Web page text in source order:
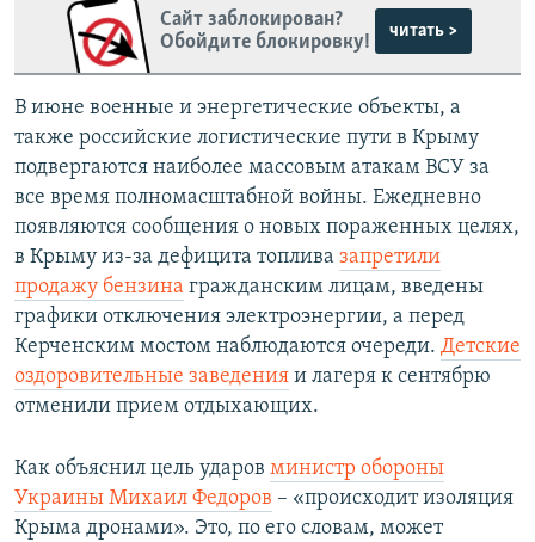
Сайт заблокирован?
Обойдите блокировку!
читать >
В июне военные и энергетические объекты, а
также российские логистические пути в Крыму
подвергаются наиболее массовым атакам ВСУ за
все время полномасштабной войны. Ежедневно
появляются сообщения о новых пораженных целях,
в Крыму из-за дефицита топлива запретили
продажу бензина гражданским лицам, введены
графики отключения электроэнергии, а перед
Керченским мостом наблюдаются очереди. Детские
оздоровительные заведения и лагеря к сентябрю
отменили прием отдыхающих.
Как объяснил цель ударов министр обороны
Украины Михаил Федоров – «происходит изоляция
Крыма дронами». Это, по его словам, может